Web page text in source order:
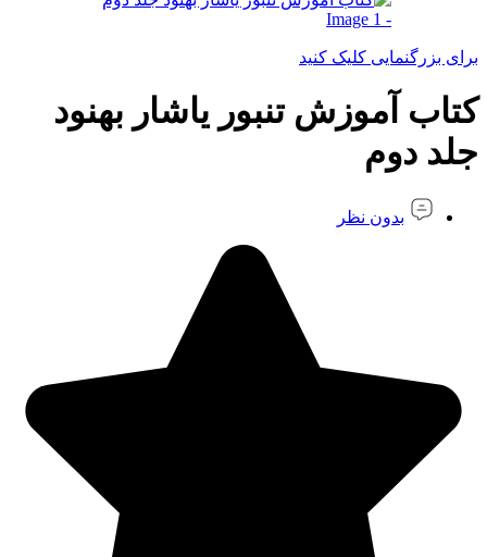
برای بزرگنمایی کلیک کنید
کتاب آموزش تنبور یاشار بهنود
جلد دوم
بدون نظر